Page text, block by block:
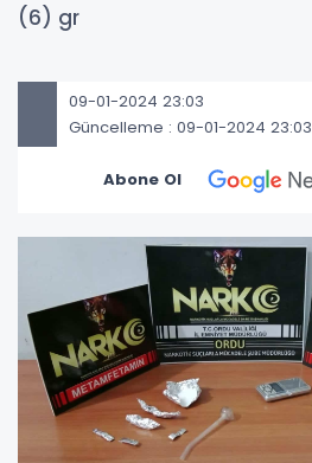
(6) gr
09-01-2024 23:03
Güncelleme : 09-01-2024 23:03
Abone Ol